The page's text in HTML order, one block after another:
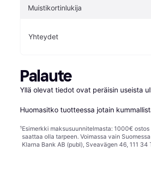
Muistikortinlukija
Yhteydet
Palaute
Yllä olevat tiedot ovat peräisin useista
Huomasitko tuotteessa jotain
¹Esimerkki maksusuunnitelmasta: 1000€
saattaa olla tarpeen. Voimassa vain
Klarna Bank AB (publ), Sveavägen 46, 111